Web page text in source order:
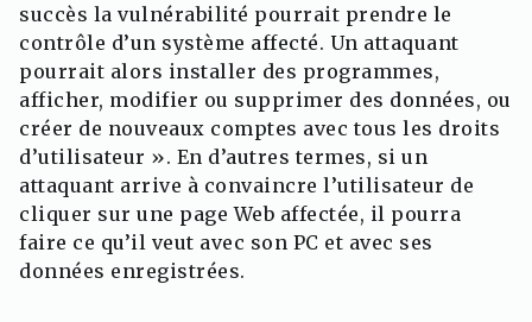
succès la vulnérabilité pourrait prendre le
contrôle d’un système affecté. Un attaquant
pourrait alors installer des programmes,
afficher, modifier ou supprimer des données, ou
créer de nouveaux comptes avec tous les droits
d’utilisateur ». En d’autres termes, si un
attaquant arrive à convaincre l’utilisateur de
cliquer sur une page Web affectée, il pourra
faire ce qu’il veut avec son PC et avec ses
données enregistrées.